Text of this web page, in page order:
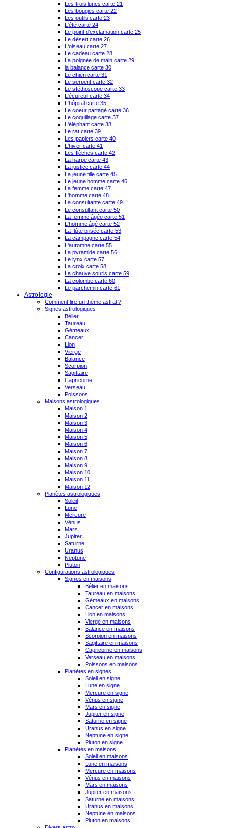
Les trois lunes carte 21
Les bougies carte 22
Les outils carte 23
L'été carte 24
Le point d'exclamation carte 25
Le désert carte 26
L'oiseau carte 27
Le cadeau carte 28
La poignée de main carte 29
la balance carte 30
Le chien carte 31
Le serpent carte 32
Le stéthoscope carte 33
L'écureuil carte 34
L'hôpital carte 35
Le coeur partagé carte 36
Le coquillage carte 37
L'éléphant carte 38
Le rat carte 39
Les papiers carte 40
L'hiver carte 41
Les flèches carte 42
La harpe carte 43
La justice carte 44
La jeune fille carte 45
Le jeune homme carte 46
La femme carte 47
L'homme carte 48
La consultante carte 49
Le consultant carte 50
La femme âgée carte 51
L'homme âgé carte 52
La flûte brisée carte 53
La campagne carte 54
L'automne carte 55
La pyramide carte 56
Le lynx carte 57
La croix carte 58
La chauve souris carte 59
La colombe carte 60
Le parchemin carte 61
Astrologie
Comment lire un thème astral ?
Signes astrologiques
Bélier
Taureau
Gémeaux
Cancer
Lion
Vierge
Balance
Scorpion
Sagittaire
Capricorne
Verseau
Poissons
Maisons astrologiques
Maison 1
Maison 2
Maison 3
Maison 4
Maison 5
Maison 6
Maison 7
Maison 8
Maison 9
Maison 10
Maison 11
Maison 12
Planètes astrologiques
Soleil
Lune
Mercure
Vénus
Mars
Jupiter
Saturne
Uranus
Neptune
Pluton
Configurations astrologiques
Signes en maisons
Bélier en maisons
Taureau en maisons
Gémeaux en maisons
Cancer en maisons
Lion en maisons
Vierge en maisons
Balance en maisons
Scorpion en maisons
Sagittaire en maisons
Capricorne en maisons
Verseau en maisons
Poissons en maisons
Planètes en signes
Soleil en signe
Lune en signe
Mercure en signe
Vénus en signe
Mars en signe
Jupiter en signe
Saturne en signe
Uranus en signe
Neptune en signe
Pluton en signe
Planètes en maisons
Soleil en maisons
Lune en maisons
Mercure en maisons
Vénus en maisons
Mars en maisons
Jupiter en maisons
Saturne en maisons
Uranus en maisons
Neptune en maisons
Pluton en maisons